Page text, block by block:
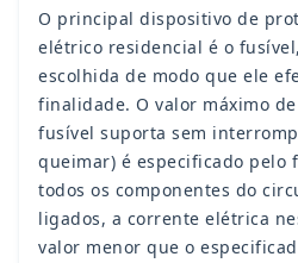
O principal dispositivo de
elétrico residencial é o
escolhida de modo que ele
finalidade. O valor máximo
fusível suporta sem
queimar) é especificado pelo
todos os componentes do
ligados, a corrente elétrica
valor menor que o